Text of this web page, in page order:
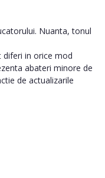
Nuanta, tonul
diferi in orice mod
abateri minore de
de actualizarile